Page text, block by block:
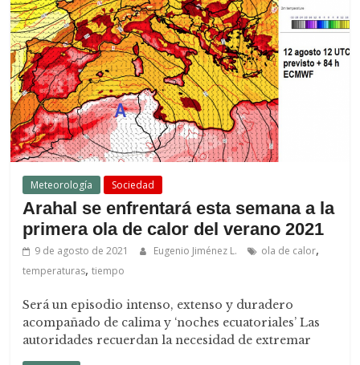
Meteorología Sociedad
Arahal se enfrentará esta semana a la
primera ola de calor del verano 2021
9 de agosto de 2021 Eugenio Jiménez L. ola de calor,
temperaturas,tiempo
Será un episodio intenso, extenso y duradero
acompañado de calima y ‘noches ecuatoriales’ Las
autoridades recuerdan la necesidad de extremar